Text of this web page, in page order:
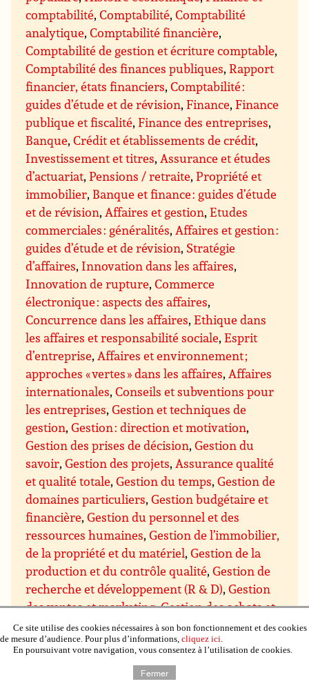
comptabilité,Comptabilité,Comptabilité
analytique,Comptabilité financière,
Comptabilité de gestion et écriture comptable,
Comptabilité des finances publiques,Rapport
financier, états financiers,Comptabilité :
guides d’étude et de révision,Finance,Finance
publique et fiscalité,Finance des entreprises,
Banque,Crédit et établissements de crédit,
Investissement et titres,Assurance et études
d’actuariat,Pensions / retraite,Propriété et
immobilier, Banque et finance : guides d’étude
et de révision,Affaires et gestion,Etudes
commerciales : généralités,Affaires et gestion :
guides d’étude et de révision, Stratégie
d’affaires, Innovation dans les affaires,
Innovation de rupture,Commerce
électronique : aspects des affaires,
Concurrence dans les affaires,Ethique dans
les affaires et responsabilité sociale,Esprit
d’entreprise,Affaires et environnement ;
approches « vertes » dans les affaires,Affaires
internationales,Conseils et subventions pour
les entreprises,Gestion et techniques de
gestion,Gestion : direction et motivation,
Gestion des prises de décision,Gestion du
savoir,Gestion des projets,Assurance qualité
et qualité totale,Gestion du temps,Gestion de
domaines particuliers,Gestion budgétaire et
financière,Gestion du personnel et des
ressources humaines,Gestion de l’immobilier,
de la propriété et du matériel,Gestion de la
production et du contrôle qualité,Gestion de
recherche et développement (R & D),Gestion
des ventes et marketing,Gestion des achats et
des approvisionnements,Gestion de la
distribution et de la logistique,Négociation
commerciale
Communication et présentation
Mathématiques et système
Ce site utilise des cookies nécessaires à son bon fonctionnement et des cookies
de mesure d’audience. Pour plus d’informations, cliquez ici.
En poursuivant votre navigation, vous consentez à l’utilisation de cookies.
Fermer